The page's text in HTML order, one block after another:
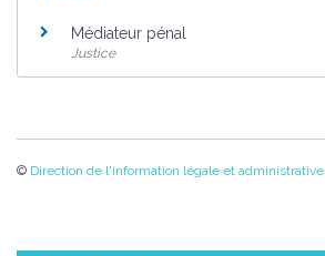
Médiateur pénal
Justice
© Direction de l'information légale et administrative